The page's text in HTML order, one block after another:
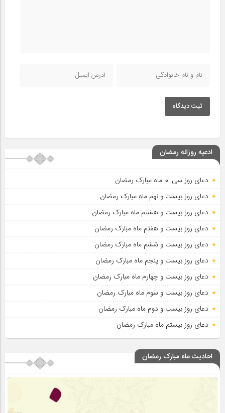
ثبت دیدگاه
ادعیه روزانه رمضان
دعای روز سی ام ماه مبارک رمضان
دعای روز بیست و نهم ماه مبارک رمضان
دعای روز بیست و هشتم ماه مبارک رمضان
دعای روز بیست و هفتم ماه مبارک رمضان
دعای روز بیست و ششم ماه مبارک رمضان
دعای روز بیست و پنجم ماه مبارک رمضان
دعای روز بیست و چهارم ماه مبارک رمضان
دعای روز بیست و سوم ماه مبارک رمضان
دعای روز بیست و دوم ماه مبارک رمضان
دعای روز بیستم ماه مبارک رمضان
احادیث ماه مبارک رمضان